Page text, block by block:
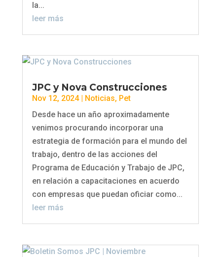
la...
leer más
JPC y Nova Construcciones
Nov 12, 2024| Noticias, Pet
Desde hace un año aproximadamente
venimos procurando incorporar una
estrategia de formación para el mundo del
trabajo, dentro de las acciones del
Programa de Educación y Trabajo de JPC,
en relación a capacitaciones en acuerdo
con empresas que puedan oficiar como...
leer más